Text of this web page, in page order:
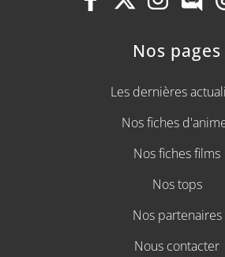
Nos pages
Les dernières
Nos fiches
Nos fiches films
Nos tops
Nos partenaires
Nous contacter